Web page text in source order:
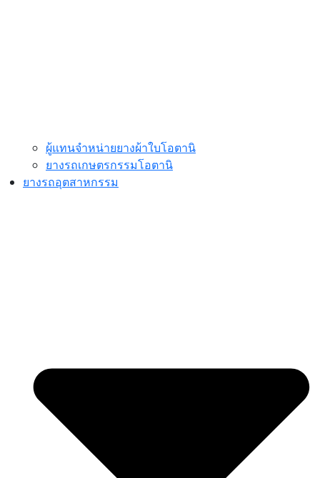
ผู้แทนจำหน่ายยางผ้าใบโอตานิ
ยางรถเกษตรกรรมโอตานิ
ยางรถอุตสาหกรรม